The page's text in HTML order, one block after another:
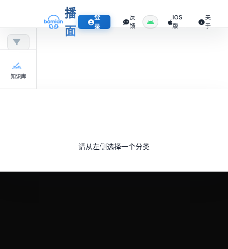
播
面
登
录
反
馈
iOS
版
关
于
知识库
请从左侧选择一个分类